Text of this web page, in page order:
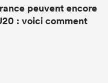
peuvent encore
: voici comment